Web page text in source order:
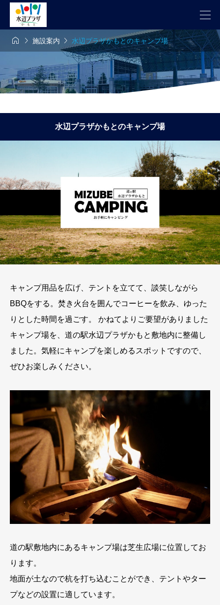
  施設案内  水辺プラザかもとのキャンプ場
水辺プラザかもとのキャンプ場
キャンプ用品を広げ、テントを立てて、談笑しながら
BBQをする。焚き火台を囲んでコーヒーを飲み、ゆった
りとした時間を過ごす。 かねてよりご要望がありました
キャンプ場を、道の駅水辺プラザかもと敷地内に整備し
ました。気軽にキャンプを楽しめるスポットですので、
ぜひお楽しみください。
道の駅敷地内にあるキャンプ場は芝生広場に位置してお
ります。
地面が土なので杭を打ち込むことができ、テントやター
プなどの設置に適しています。